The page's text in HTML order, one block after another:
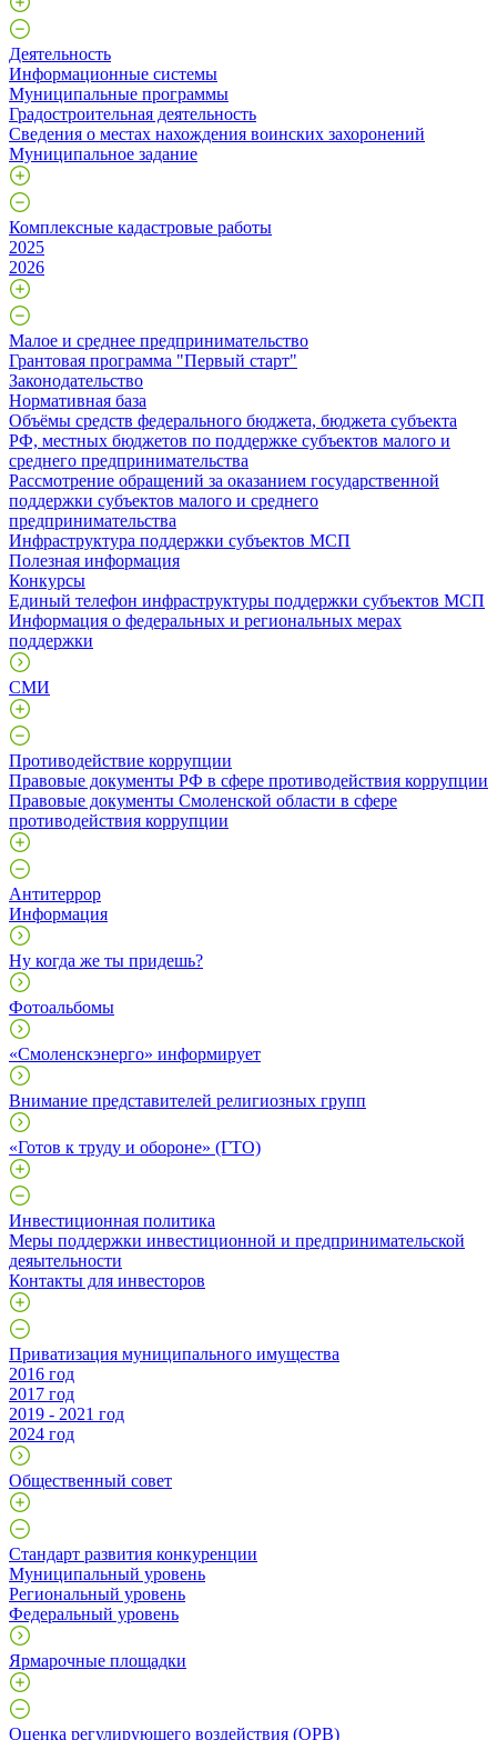
Деятельность
Информационные системы
Муниципальные программы
Градостроительная деятельность
Сведения о местах нахождения воинских захоронений
Муниципальное задание
Комплексные кадастровые работы
2025
2026
Малое и среднее предпринимательство
Грантовая программа "Первый старт"
Законодательство
Нормативная база
Объёмы средств федерального бюджета, бюджета субъекта
РФ, местных бюджетов по поддержке субъектов малого и
среднего предпринимательства
Рассмотрение обращений за оказанием государственной
поддержки субъектов малого и среднего
предпринимательства
Инфраструктура поддержки субъектов МСП
Полезная информация
Конкурсы
Единый телефон инфраструктуры поддержки субъектов МСП
Информация о федеральных и региональных мерах
поддержки
СМИ
Противодействие коррупции
Правовые документы РФ в сфере противодействия коррупции
Правовые документы Смоленской области в сфере
противодействия коррупции
Антитеррор
Информация
Ну когда же ты придешь?
Фотоальбомы
«Смоленскэнерго» информирует
Внимание представителей религиозных групп
«Готов к труду и обороне» (ГТО)
Инвестиционная политика
Меры поддержки инвестиционной и предпринимательской
деяытельности
Контакты для инвесторов
Приватизация муниципального имущества
2016 год
2017 год
2019 - 2021 год
2024 год
Общественный совет
Стандарт развития конкуренции
Муниципальный уровень
Региональный уровень
Федеральный уровень
Ярмарочные площадки
Оценка регулирующего воздействия (ОРВ)